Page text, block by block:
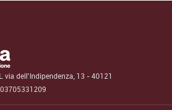
via dell'Indipendenza, 13 - 40121